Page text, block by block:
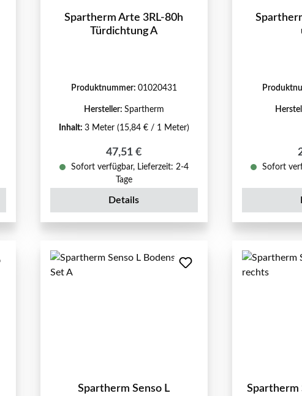
Spartherm Arte 3RL-80h
Türdichtung A
Produktnummer: 01020431
Hersteller: Spartherm
Inhalt: 3 Meter (15,84 € / 1 Meter)
Regulärer Preis:
47,51 €
Sofort verfügbar, Lieferzeit: 2-4
Tage
Details
Sofort
Spartherm Senso L Spartherm